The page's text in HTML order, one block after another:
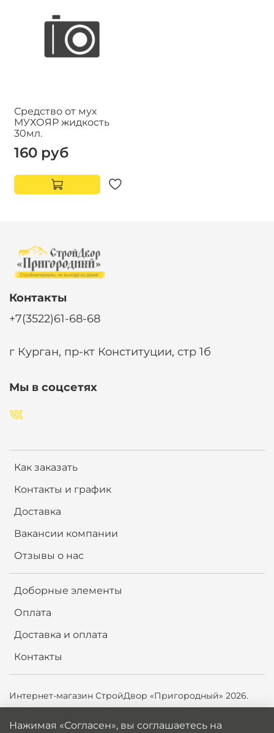
Средство от мух
МУХОЯР жидкость
30мл.
160 руб
Как заказать
Контакты и график
Доставка
Вакансии компании
Отзывы о нас
Доборные элементы
Оплата
Доставка и оплата
Контакты
Контакты
+7(3522)61-68-68
г Курган, пр-кт Конституции, стр 1б
Мы в соцсетях
Интернет-магазин СтройДвор «Пригородный» 2026.
Нажимая «Согласен», вы соглашаетесь на